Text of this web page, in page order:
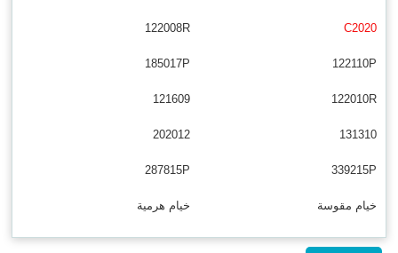
C2020
122008R
122110P
185017P
122010R
121609
131310
202012
339215P
287815P
خيام مقوسة خيام هرمية